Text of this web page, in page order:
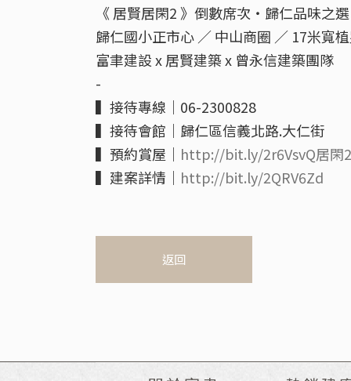
《 居賢居閑2 》倒數席次・歸仁品味之選
歸仁國小正市心 ／ 中山商圈 ／ 17米寬
富聿建設 x 居賢建築 x 曾永信建築團隊
-
▍接待專線｜06-2300828
▍接待會館｜歸仁區信義北路.大仁街
▍預約賞屋｜ http://bit.ly/2r6VsvQ居閑2
▍建案詳情｜ http://bit.ly/2QRV6Zd
返回